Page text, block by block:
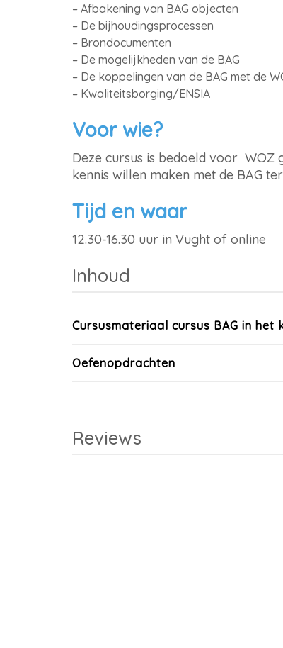
– Afbakening van BAG objecten
– De bijhoudingsprocessen
– Brondocumenten
– De mogelijkheden van de BAG
– De koppelingen van de BAG met de
– Kwaliteitsborging/ENSIA
Voor wie?
Deze cursus is bedoeld voor WOZ
kennis willen maken met de BAG
Tijd en waar
12.30-16.30 uur in Vught of online
Inhoud
Cursusmateriaal cursus BAG in het
Oefenopdrachten
Reviews